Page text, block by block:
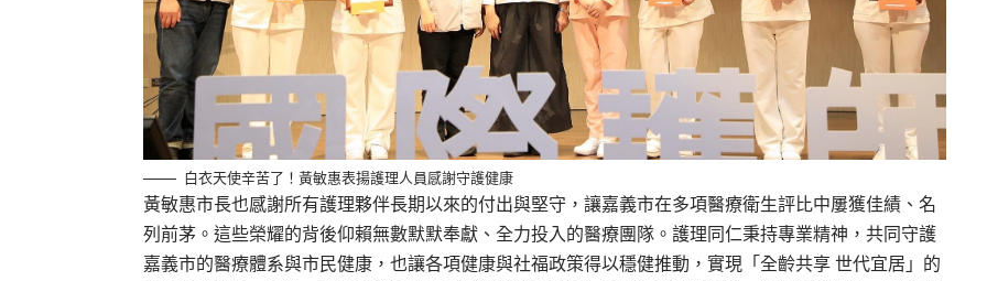
白衣天使辛苦了！黃敏惠表揚護理人員感謝守護健康
黃敏惠市長也感謝所有護理夥伴長期以來的付出與堅守，讓嘉義市在多項醫療衛生評比中屢獲佳績、名
列前茅。這些榮耀的背後仰賴無數默默奉獻、全力投入的醫療團隊 。護理同仁秉持專業精神，共同守護
嘉義市的醫療體系與市民健康，也讓各項健康與社福政策得以穩健推動，實現「 全齡共享 世代宜居」的